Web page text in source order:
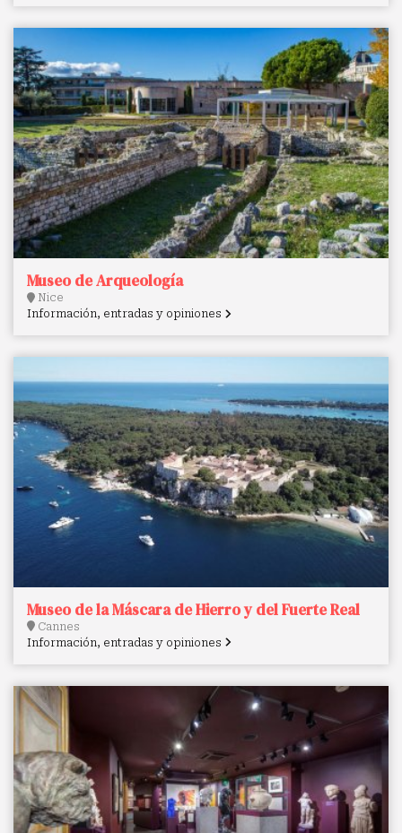
Museo de Arqueología
Nice
Información, entradas y opiniones
Museo de la Máscara de Hierro y del Fuerte Real
Cannes
Información, entradas y opiniones